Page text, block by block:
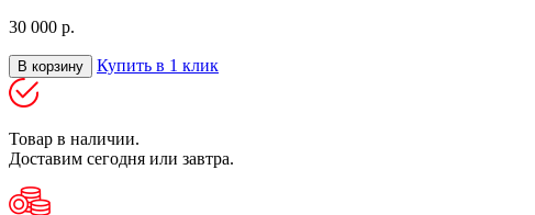
30 000 р.
В корзину Купить в 1 клик
Товар в наличии.
Доставим сегодня или завтра.